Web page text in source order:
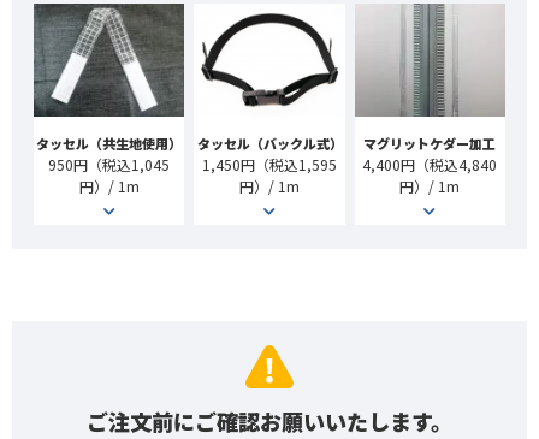
タッセル（共生地使用）
950円（税込1,045
円）/ 1m
タッセル（バックル式）
1,450円（税込1,595
円）/ 1m
マグリットケダー加工
4,400円（税込4,840
円）/ 1m
ご注文前にご確認お願いいたします。